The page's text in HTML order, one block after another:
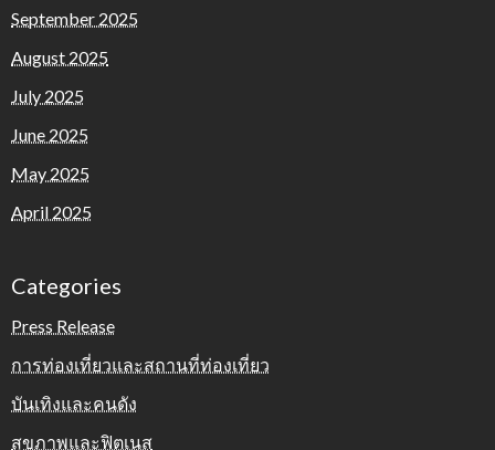
September 2025
August 2025
July 2025
June 2025
May 2025
April 2025
Categories
Press Release
การท่องเที่ยวและสถานที่ท่องเที่ยว
บันเทิงและคนดัง
สุขภาพและฟิตเนส